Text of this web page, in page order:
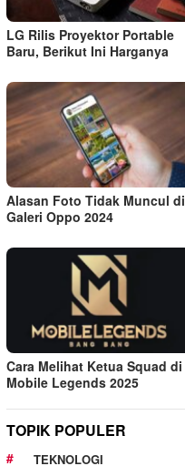
LG Rilis Proyektor Portable
Baru, Berikut Ini Harganya
Alasan Foto Tidak Muncul di
Galeri Oppo 2024
Cara Melihat Ketua Squad di
Mobile Legends 2025
TOPIK POPULER
TEKNOLOGI